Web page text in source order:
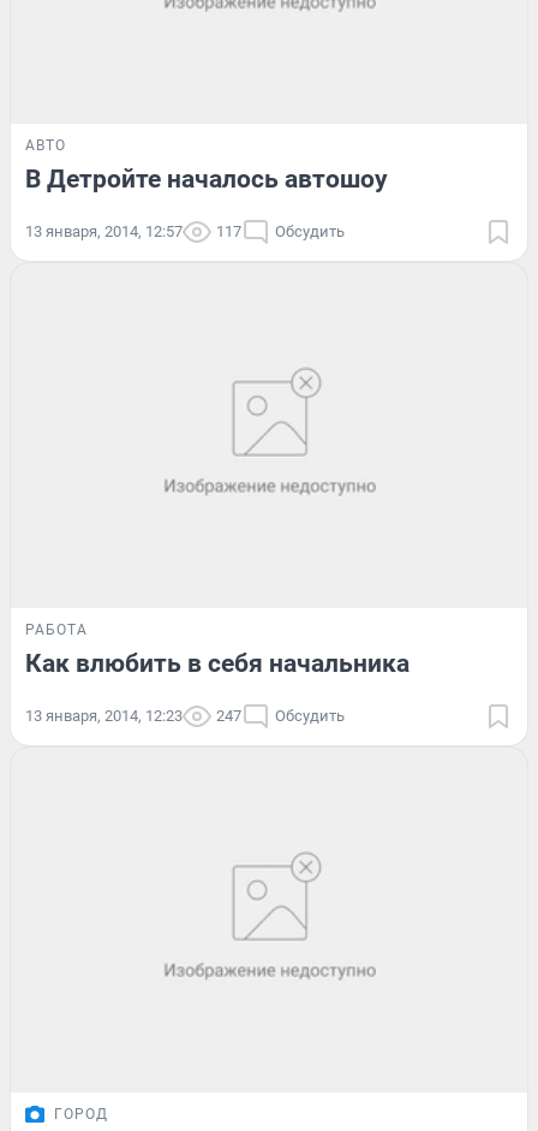
АВТО
В Детройте началось автошоу
13 января, 2014, 12:57 117 Обсудить
РАБОТА
Как влюбить в себя начальника
13 января, 2014, 12:23 247 Обсудить
ГОРОД